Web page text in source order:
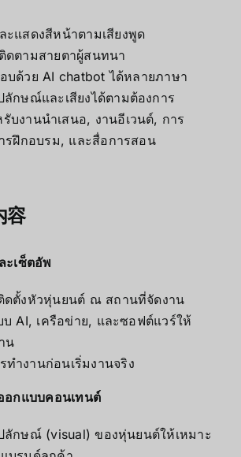
ะแสดงสีหน้าตามเสียงพูด
ดตามสายตาผู้สนทนา
บด้วย AI chatbot ได้หลายภาษา
ลักษณ์และเสียงได้ตามต้องการ
รับงานนำเสนอ, งานอีเวนต์, การ
รฝึกอบรม, และสื่อการสอน
容
ะเซ็ตอัพ
ดตั้งหัวหุ่นยนต์ ณ สถานที่จัดงาน
บ AI, เครือข่าย, และซอฟต์แวร์ให้
น
ทำงานก่อนเริ่มงานจริง
อกแบบคอนเทนต์
ลักษณ์ (visual) ของหุ่นยนต์ให้เหมาะ